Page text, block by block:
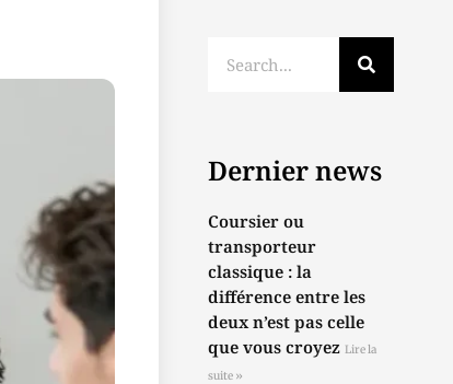
Dernier news
Coursier ou
transporteur
classique : la
différence entre les
deux n’est pas celle
que vous croyezLire la
suite »